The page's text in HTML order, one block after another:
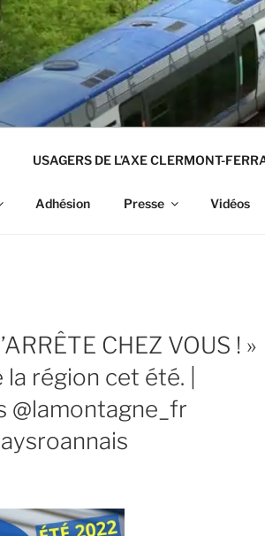
USAGERS DE L’AXE CLERMONT-
Adhésion Presse Vidéos
CHEZ VOUS ! »
région cet été. |
@lamontagne_fr